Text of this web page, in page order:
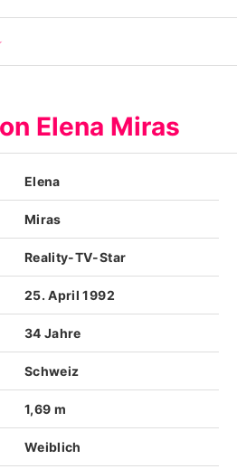
verwalten
Elena Miras
Elena
Miras
Reality-TV-Star
25. April 1992
34 Jahre
Schweiz
1,69 m
Weiblich